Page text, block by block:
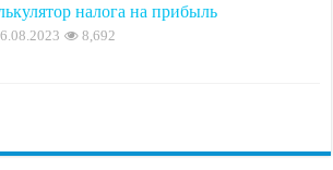
налога на прибыль
8,692